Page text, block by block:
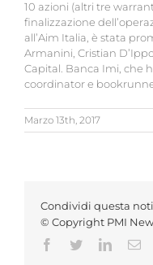
10 azioni (altri tre
finalizzazione
all’Aim Italia, è stata
Armanini, Cristian
Capital. Banca Imi, che
coordinator e
Marzo 13th, 2017
Condividi questa
© Copyright PMI
Facebook
TwitterLinkedIn